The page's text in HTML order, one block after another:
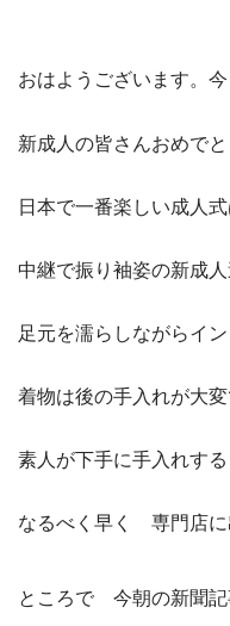
おはようございます。
新成人の皆さんおめでと
日本で一番楽しい成人
中継で振り袖姿の新成
足元を濡らしながらイ
着物は後の手入れが大変
素人が下手に手入れす
なるべく早く 専門店に
ところで 今朝の新聞記